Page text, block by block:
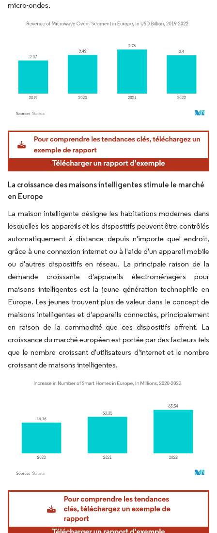
micro-ondes.
Image © Mordor Intelligence. La réutilisation nécessite une attribution sous CC BY
La croissance des maisons intelligentes stimule le marché
en Europe
La maison intelligente désigne les habitations modernes dans
lesquelles les appareils et les dispositifs peuvent être contrôlés
automatiquement à distance depuis n'importe quel endroit,
grâce à une connexion internet ou à l'aide d'un appareil mobile
ou d'autres dispositifs en réseau. La principale raison de la
demande croissante d'appareils électroménagers pour
maisons intelligentes est la jeune génération technophile en
Europe. Les jeunes trouvent plus de valeur dans le concept de
maisons intelligentes et d'appareils connectés, principalement
en raison de la commodité que ces dispositifs offrent. La
croissance du marché européen est portée par des facteurs tels
que le nombre croissant d'utilisateurs d'internet et le nombre
croissant de maisons intelligentes.
Image © Mordor Intelligence. La réutilisation nécessite une attribution sous CC BY